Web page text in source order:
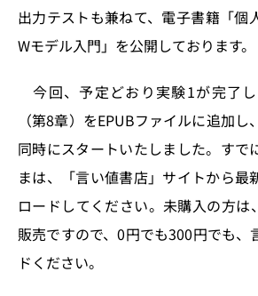
出力テストも兼ねて、電子書籍「個
Wモデル入門」を公開しております。
今回、予定どおり実験1が完了
（第8章）をEPUBファイルに追加
同時にスタートいたしました。すで
まは、「言い値書店」サイトから最
ロードしてください。未購入の方は
販売ですので、0円でも300円でも、
ドください。